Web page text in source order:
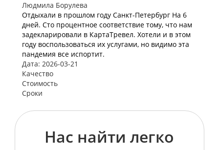
Людмила Борулева
Отдыхали в прошлом году Санкт-Петербург На 6
дней. Сто процентное соответствие тому, что нам
задекларировали в КартаТревел. Хотели и в этом
году воспользоваться их услугами, но видимо эта
пандемия все испортит.
Дата: 2026-03-21
Качество
Стоимость
Сроки
Нас найти легко